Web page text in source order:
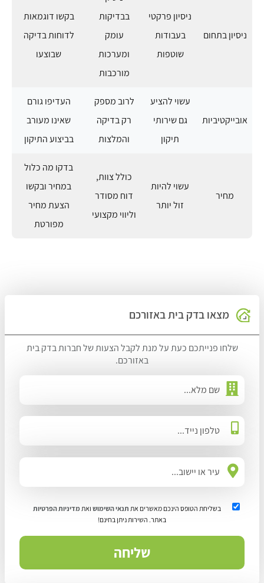
ניסיון בתחום
ניסיון פרקטי
בעבודות
שוטפות
בבדיקות
עומק
ומערכות
מורכבות
בקשו דוגמאות
לדוחות בדיקה
שבוצעו
אובייקטיביות
עשוי להציע
גם שירותי
תיקון
לרוב מספק
רק בדיקה
והמלצות
העדיפו גורם
שאינו מעורב
בביצוע התיקון
מחיר
עשוי להיות
זול יותר
כולל צוות,
דוח מסודר
וליווי מקצועי
בדקו מה כלול
במחיר ובקשו
הצעת מחיר
מפורטת
מצאו בדק בית באזורכם
שלחו פנייתכם כעת על מנת לקבל הצעות של חברות בדק בית
באזורכם.
בשליחת הטופס הינכם מאשרים את תנאי השימוש ואתמדיניות הפרטיות
באתר. השירות ניתן בחינם!